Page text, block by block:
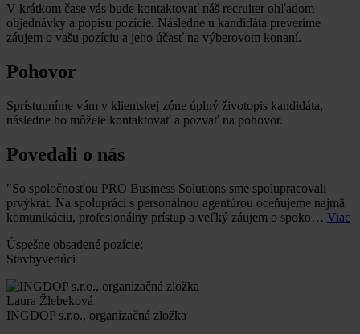
V krátkom čase vás bude kontaktovať náš recruiter ohľadom
objednávky a popisu pozície. Následne u kandidáta preveríme
záujem o vašu pozíciu a jeho účasť na výberovom konaní.
Pohovor
Sprístupníme vám v klientskej zóne úplný životopis kandidáta,
následne ho môžete kontaktovať a pozvať na pohovor.
Povedali o nás
"So spoločnosťou PRO Business Solutions sme spolupracovali
prvýkrát. Na spolupráci s personálnou agentúrou oceňujeme najmä
komunikáciu, profesionálny prístup a veľký záujem o spoko… Viac
Úspešne obsadené pozície:
Stavbyvedúci
Laura Žlebeková
INGDOP s.r.o., organizačná zložka